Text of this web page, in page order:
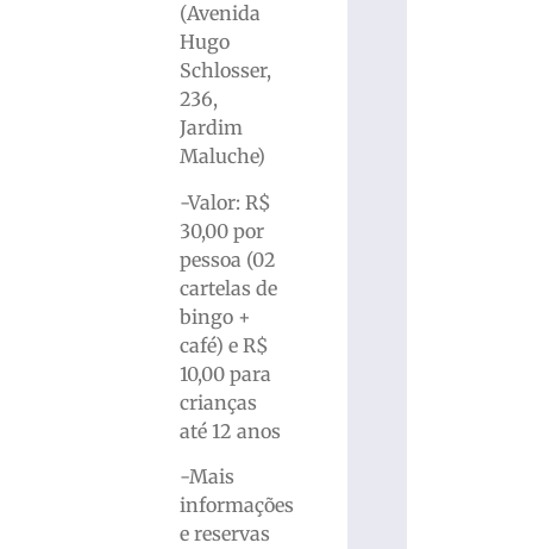
(Avenida
Hugo
Schlosser,
236,
Jardim
Maluche)
-Valor: R$
30,00 por
pessoa (02
cartelas de
bingo +
café) e R$
10,00 para
crianças
até 12 anos
-Mais
informações
e reservas